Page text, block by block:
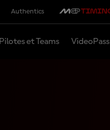
Authentics
Pilotes et Teams VideoPass